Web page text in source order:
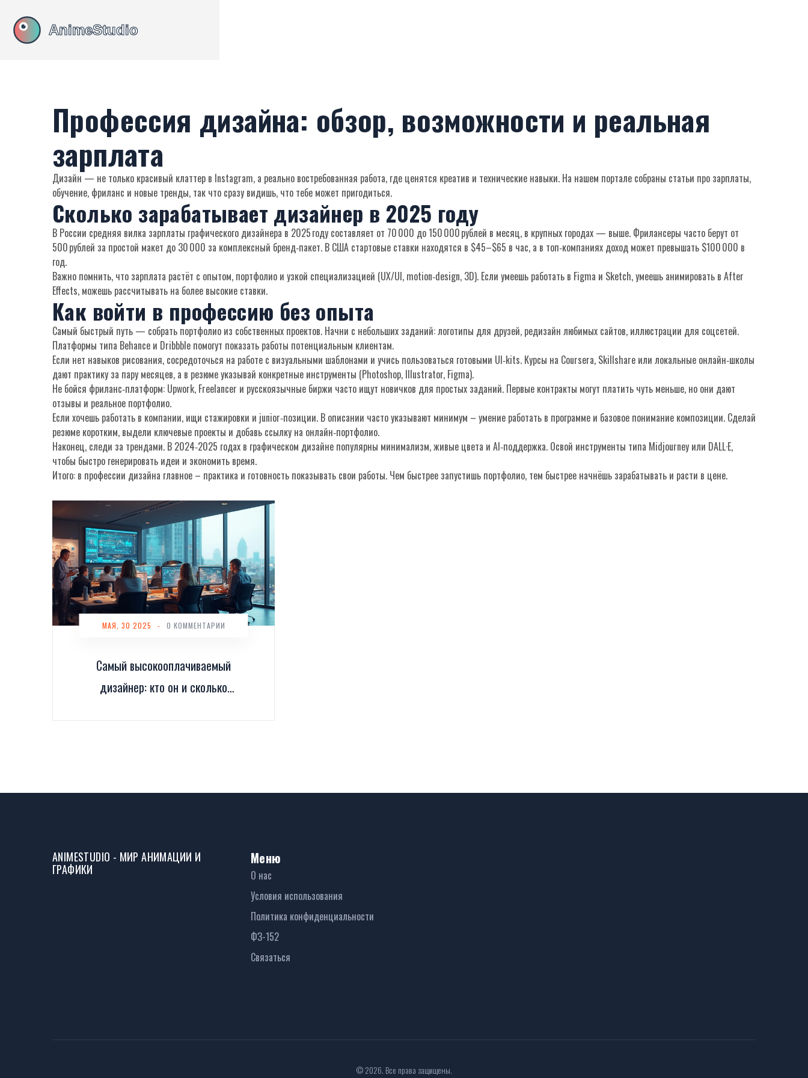
Профессия дизайна: обзор, возможности и реальная
зарплата
Дизайн — не только красивый клаттер в Instagram, а реально востребованная работа, где ценятся креатив и технические навыки. На нашем портале собраны статьи про зарплаты,
обучение, фриланс и новые тренды, так что сразу видишь, что тебе может пригодиться.
Сколько зарабатывает дизайнер в 2025 году
В России средняя вилка зарплаты графического дизайнера в 2025 году составляет от 70 000 до 150 000 рублей в месяц, в крупных городах — выше. Фрилансеры часто берут от
500 рублей за простой макет до 30 000 за комплексный бренд‑пакет. В США стартовые ставки находятся в $45–$65 в час, а в топ‑компаниях доход может превышать $100 000 в
год.
Важно помнить, что зарплата растёт с опытом, портфолио и узкой специализацией (UX/UI, motion‑design, 3D). Если умеешь работать в Figma и Sketch, умеешь анимировать в After
Effects, можешь рассчитывать на более высокие ставки.
Как войти в профессию без опыта
Самый быстрый путь — собрать портфолио из собственных проектов. Начни с небольших заданий: логотипы для друзей, редизайн любимых сайтов, иллюстрации для соцсетей.
Платформы типа Behance и Dribbble помогут показать работы потенциальным клиентам.
Если нет навыков рисования, сосредоточься на работе с визуальными шаблонами и учись пользоваться готовыми UI‑kits. Курсы на Coursera, Skillshare или локальные онлайн‑школы
дают практику за пару месяцев, а в резюме указывай конкретные инструменты (Photoshop, Illustrator, Figma).
Не бойся фриланс‑платформ: Upwork, Freelancer и русскоязычные биржи часто ищут новичков для простых заданий. Первые контракты могут платить чуть меньше, но они дают
отзывы и реальное портфолио.
Если хочешь работать в компании, ищи стажировки и junior‑позиции. В описании часто указывают минимум – умение работать в программе и базовое понимание композиции. Сделай
резюме коротким, выдели ключевые проекты и добавь ссылку на онлайн‑портфолио.
Наконец, следи за трендами. В 2024‑2025 годах в графическом дизайне популярны минимализм, живые цвета и AI‑поддержка. Освой инструменты типа Midjourney или DALL·E,
чтобы быстро генерировать идеи и экономить время.
Итого: в профессии дизайна главное – практика и готовность показывать свои работы. Чем быстрее запустишь портфолио, тем быстрее начнёшь зарабатывать и расти в цене.
Самый высокооплачиваемый
дизайнер: кто он и сколько
МАЯ, 30 2025 - 0 КОММЕНТАРИИ
ANIMESTUDIO - МИР АНИМАЦИИ И
ГРАФИКИ
Меню
О нас
Условия использования
Политика конфиденциальности
ФЗ-152
Связаться
© 2026. Все права защищены.